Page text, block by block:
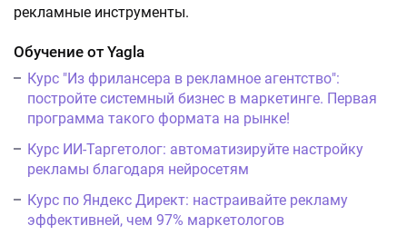
рекламные инструменты.
Обучение от Yagla
Курс "Из фрилансера в рекламное агентство":
постройте системный бизнес в маркетинге. Первая
программа такого формата на рынке!
Курс ИИ-Таргетолог: автоматизируйте настройку
рекламы благодаря нейросетям
Курс по Яндекс Директ: настраивайте рекламу
эффективней, чем 97% маркетологов